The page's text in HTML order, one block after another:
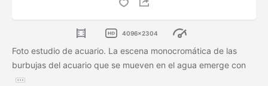
4096x2304
Foto estudio de acuario. La escena monocromática de las
burbujas del acuario que se mueven en el agua emerge con